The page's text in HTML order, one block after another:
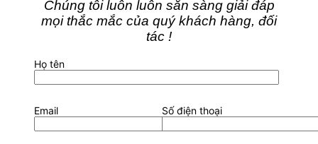
Chúng tôi luôn luôn sẵn sàng giải đáp
mọi thắc mắc của quý khách hàng, đối
tác !
Họ tên
Email Số điện thoại